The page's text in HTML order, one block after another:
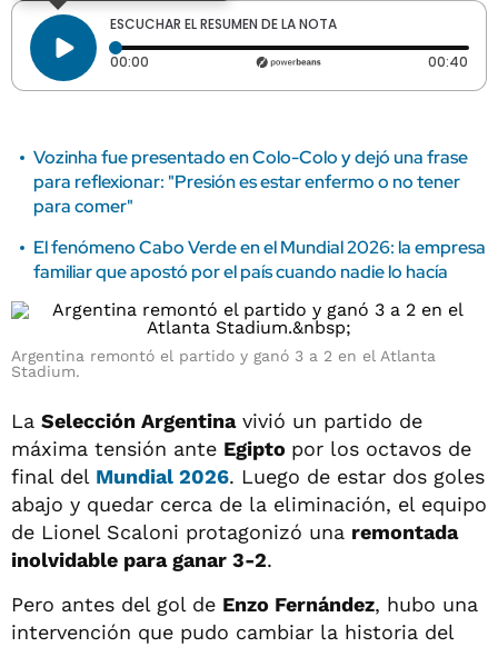
ESCUCHAR EL RESUMEN DE LA NOTA
00:00 Tiempo transcurrido: 0 segundos 00:40
Vozinha fue presentado en Colo-Colo y dejó una frase
para reflexionar: "Presión es estar enfermo o no tener
para comer"
El fenómeno Cabo Verde en el Mundial 2026: la empresa
familiar que apostó por el país cuando nadie lo hacía
Argentina remontó el partido y ganó 3 a 2 en el Atlanta
Stadium.
La Selección Argentinavivió un partido de
máxima tensión ante Egipto por los octavos de
final del Mundial 2026. Luego de estar dos goles
abajo y quedar cerca de la eliminación, el equipo
de Lionel Scaloni protagonizó una remontada
inolvidable para ganar 3-2.
Pero antes del gol de Enzo Fernández, hubo una
intervención que pudo cambiar la historia del